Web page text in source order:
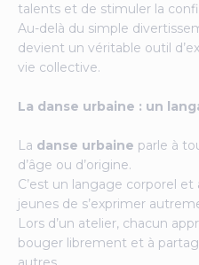
talents et de stimuler la
Au-delà du simple
devient un véritable outil
vie collective.
La danse urbaine : un
La danse urbaine parle à
d’âge ou d’origine.
C’est un langage corporel
jeunes de s’exprimer
Lors d’un atelier, chacun
bouger librement et à